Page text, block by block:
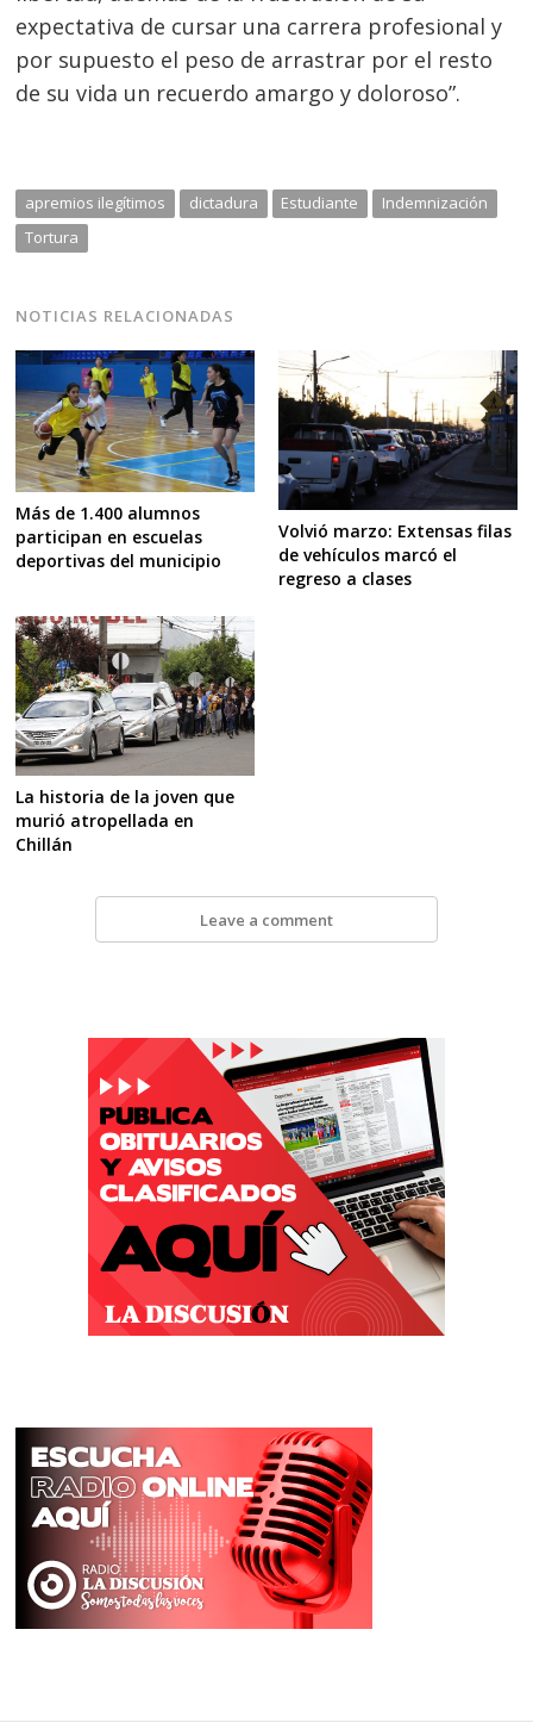
expectativa de cursar una carrera profesional y
por supuesto el peso de arrastrar por el resto
de su vida un recuerdo amargo y doloroso”.
apremios ilegítimos dictadura Estudiante
Indemnización
Tortura
NOTICIAS RELACIONADAS
Más de 1.400 alumnos
participan en escuelas
deportivas del municipio
Volvió marzo: Extensas filas
de vehículos marcó el
regreso a clases
La historia de la joven que
murió atropellada en
Chillán
Leave a comment